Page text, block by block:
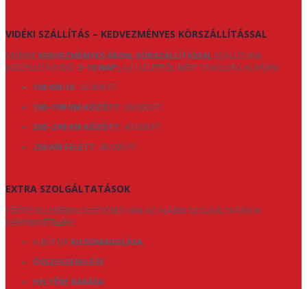
VIDÉKI SZÁLLÍTÁS – KEDVEZMÉNYES KÖRSZÁLLÍTÁSSAL
VIDÉKRE KEDVEZMÉNYES ÁRON, KÖRSZÁLLÍTÁSSAL SZÁLLÍTUNK
(KISZÁLLÍTÁSI IDŐ: 2–10 NAP), AZ ÜZLETTŐL MÉRT TÁVOLSÁG ALAPJÁN:
100 KM-IG: 32.000 FT
100–199 KM KÖZÖTT: 39.000 FT
200–249 KM KÖZÖTT: 43.000 FT
250 KM FELETT: 48.000 FT
EXTRA SZOLGÁLTATÁSOK
TÉRÍTÉS ELLENÉBEN LEHETŐSÉG VAN AZ ALÁBBI SZOLGÁLTATÁSOK
IGÉNYBEVÉTELÉRE:
A BÚTOR KICSOMAGOLÁSA,
ÖSSZESZERELÉSE,
HELYÉRE RAKÁSA.